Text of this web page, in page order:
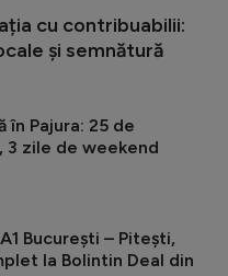
cu contribuabilii:
și semnătură
în Pajura: 25 de
3 zile de weekend
București – Pitești,
la Bolintin Deal din